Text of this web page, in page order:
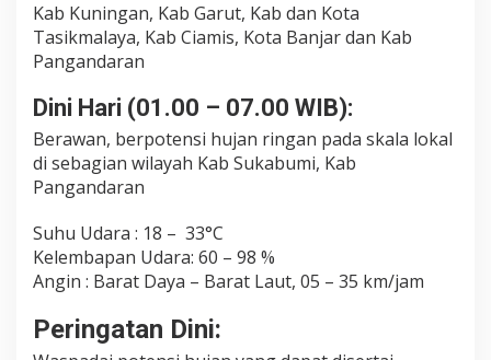
Kab Kuningan, Kab Garut, Kab dan Kota
Tasikmalaya, Kab Ciamis, Kota Banjar dan Kab
Pangandaran
Dini Hari (01.00 – 07.00 WIB):
Berawan, berpotensi hujan ringan pada skala lokal
di sebagian wilayah Kab Sukabumi, Kab
Pangandaran
Suhu Udara : 18 – 33°C
Kelembapan Udara: 60 – 98 %
Angin : Barat Daya – Barat Laut, 05 – 35 km/jam
Peringatan Dini: